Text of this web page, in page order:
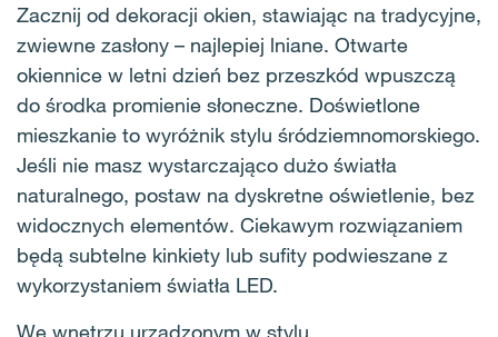
Zacznij od dekoracji okien, stawiając na tradycyjne,
zwiewne zasłony – najlepiej lniane. Otwarte
okiennice w letni dzień bez przeszkód wpuszczą
do środka promienie słoneczne. Doświetlone
mieszkanie to wyróżnik stylu śródziemnomorskiego.
Jeśli nie masz wystarczająco dużo światła
naturalnego, postaw na dyskretne oświetlenie, bez
widocznych elementów. Ciekawym rozwiązaniem
będą subtelne kinkiety lub sufity podwieszane z
wykorzystaniem światła LED.
We wnętrzu urządzonym w stylu